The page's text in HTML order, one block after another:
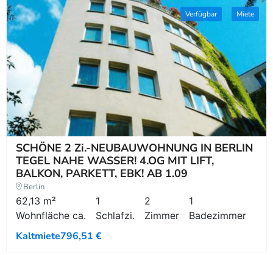
Verfügbar Miete
SCHÖNE 2 Zi.-NEUBAUWOHNUNG IN BERLIN
TEGEL NAHE WASSER! 4.OG MIT LIFT,
BALKON, PARKETT, EBK! AB 1.09
Berlin
62,13 m²
Wohnfläche ca.
1
Schlafzi.
2
Zimmer
1
Badezimmer
Kaltmiete796,51 €